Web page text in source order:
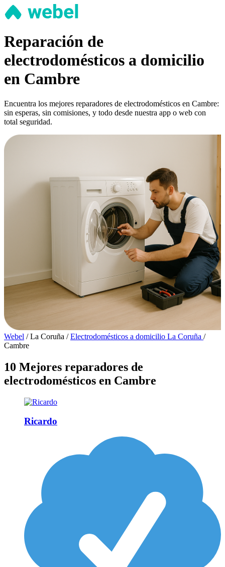
Reparación de
electrodomésticos a domicilio
en Cambre
Encuentra los mejores reparadores de electrodomésticos en Cambre:
sin esperas, sin comisiones, y todo desde nuestra app o web con
total seguridad.
Webel / La Coruña / Electrodomésticos a domicilio La Coruña /
Cambre
10 Mejores reparadores de
electrodomésticos en Cambre
Ricardo